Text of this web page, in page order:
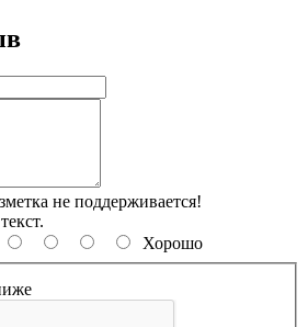
не поддерживается!
Хорошо